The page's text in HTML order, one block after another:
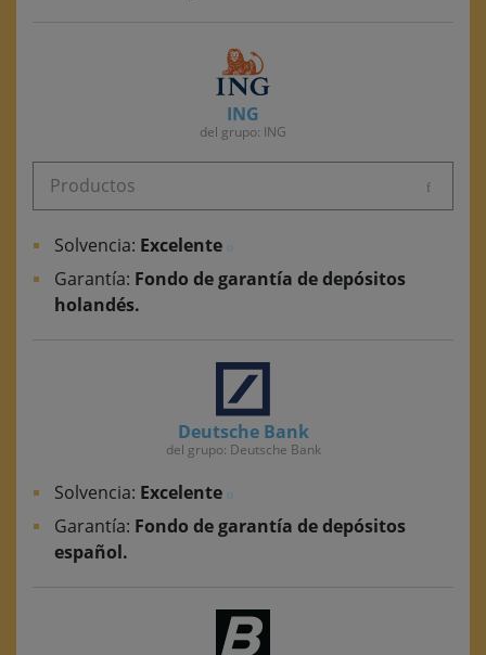
ING
del grupo: ING
Productos
Solvencia: Excelente
Garantía: Fondo de garantía de depósitos
holandés.
Deutsche Bank
del grupo: Deutsche Bank
Solvencia: Excelente
Garantía: Fondo de garantía de depósitos
español.